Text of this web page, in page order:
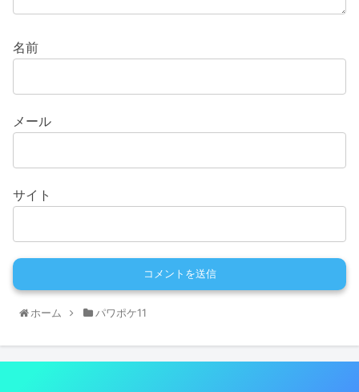
名前
メール
サイト
ホーム パワポケ11